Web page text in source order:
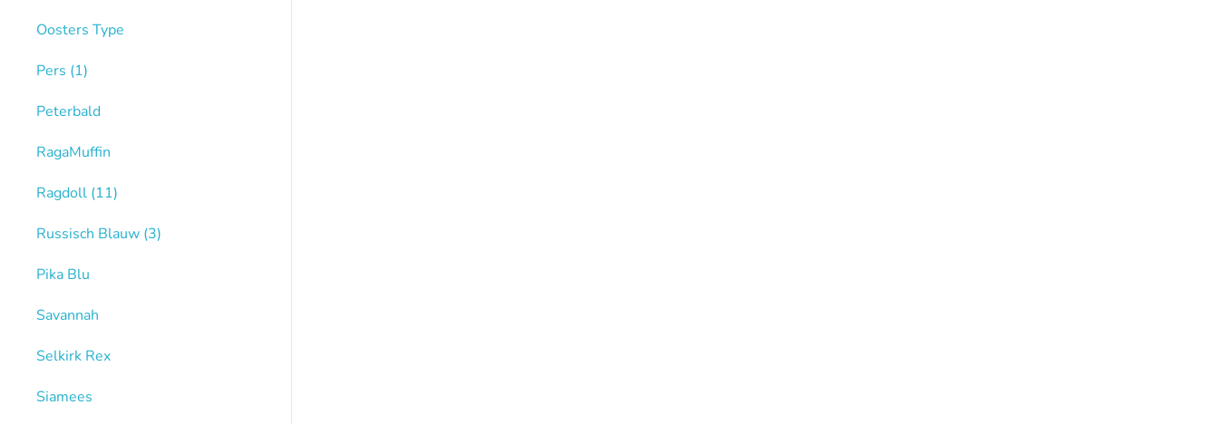
Oosters Type
Pers (1)
Peterbald
RagaMuffin
Ragdoll (11)
Russisch Blauw (3)
Pika Blu
Savannah
Selkirk Rex
Siamees